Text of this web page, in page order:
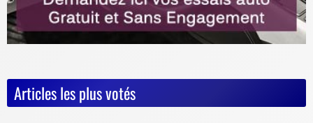
Articles les plus votés